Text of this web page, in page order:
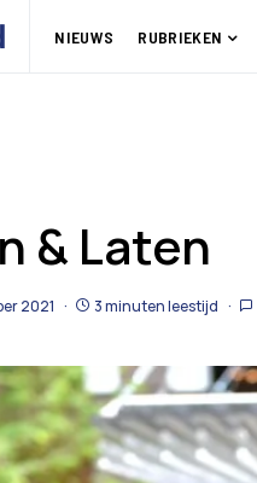
NIEUWS RUBRIEKEN
& Laten
2021 3 minuten leestijd